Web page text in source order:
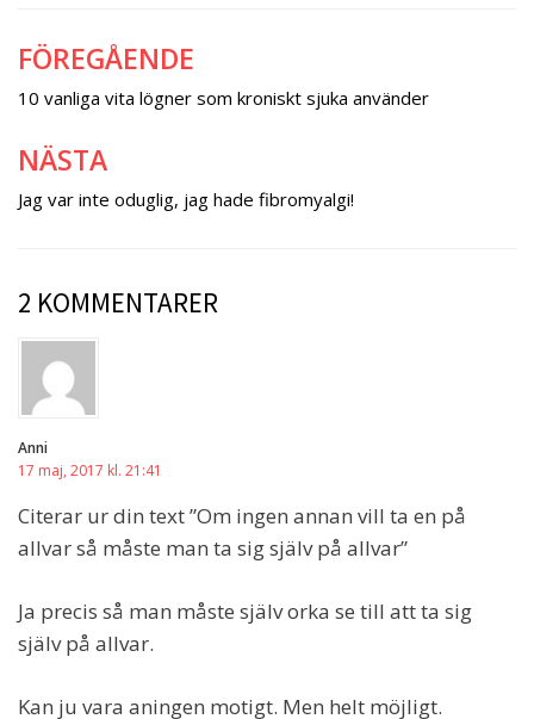
Inläggsnavigering
FÖREGÅENDE
10 vanliga vita lögner som kroniskt sjuka använder
NÄSTA
Jag var inte oduglig, jag hade fibromyalgi!
2 KOMMENTARER
Anni
17 maj, 2017 kl. 21:41
Citerar ur din text ”Om ingen annan vill ta en på
allvar så måste man ta sig själv på allvar”
Ja precis så man måste själv orka se till att ta sig
själv på allvar.
Kan ju vara aningen motigt. Men helt möjligt.